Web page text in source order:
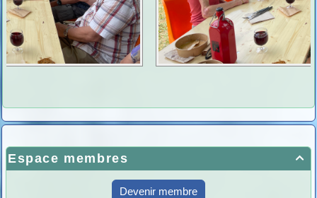

Espace membres
Devenir membre